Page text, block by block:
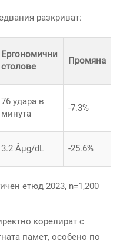
разкриват:
Ергономични
столове
Промяна
76 удара в
минута
-7.3%
3.2 Âµg/dL -25.6%
етюд 2023, n=1,200
корелират с
памет, особено по